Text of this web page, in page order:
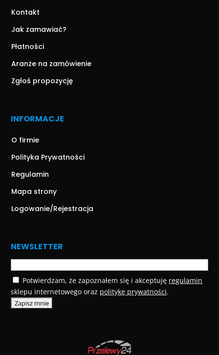
Kontakt
Jak zamawiać?
Płatności
Aranże na zamówienie
Zgłoś propozycję
INFORMACJE
O firmie
Polityka Prywatności
Regulamin
Mapa strony
Logowanie/Rejestracja
NEWSLETTER
Potwierdzam, że zapoznałem się i akceptuję regulamin
sklepu internetowego oraz politykę prywatności.